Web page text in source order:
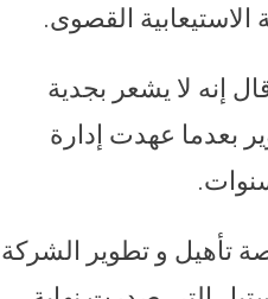
القصوى.
إنه لا يشعر بجدية
بعدما عهدت إدارة
الماضي مناقصة تأهيل و تطوير